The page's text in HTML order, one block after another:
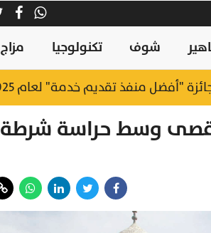
شوف تكنولوجيا مزاج
وسط حراسة شرطة